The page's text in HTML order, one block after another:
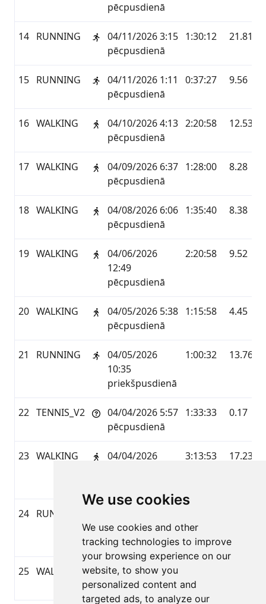
We use cookies
We use cookies and other
tracking technologies to improve
your browsing experience on our
website, to show you
personalized content and
targeted ads, to analyze our
pēcpusdienā
14 RUNNING
04/11/2026 3:15
pēcpusdienā
1:30:12 21.81
15 RUNNING
04/11/2026 1:11
pēcpusdienā
0:37:27 9.56
16 WALKING
04/10/2026 4:13
pēcpusdienā
2:20:58 12.53
17 WALKING
04/09/2026 6:37
pēcpusdienā
1:28:00 8.28
18 WALKING
04/08/2026 6:06
pēcpusdienā
1:35:40 8.38
19 WALKING
04/06/2026
12:49
pēcpusdienā
2:20:58 9.52
20 WALKING
04/05/2026 5:38
pēcpusdienā
1:15:58 4.45
21 RUNNING
04/05/2026
10:35
priekšpusdienā
1:00:32 13.76
22 TENNIS_V2
04/04/2026 5:57
pēcpusdienā
1:33:33 0.17
23 WALKING
04/04/2026
3:13:53 17.23
24 RUNNING
10:17
priekšpusdienā
25 WALKING
04/03/2026 3:20
pēcpusdienā